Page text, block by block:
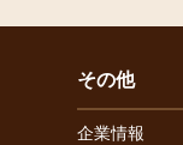
その他
企業情報